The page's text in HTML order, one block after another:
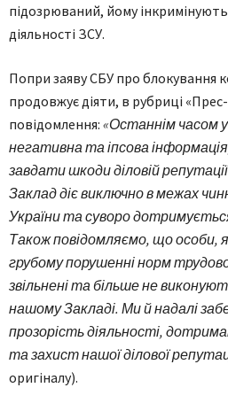
підозрюваний, йому
діяльності ЗСУ.
Попри заяву СБУ про блокування
продовжує діяти, в рубриці
повідомлення: «Останнім часом
негативна та іпсова
завдати шкоди діловій
Заклад діє виключно в межах
України та суворо
Також повідомляємо, що особи,
грубому порушенні норм
звільнені та більше не
нашому Закладі. Ми й надалі
прозорість діяльності,
та захист нашої ділової
оригіналу).